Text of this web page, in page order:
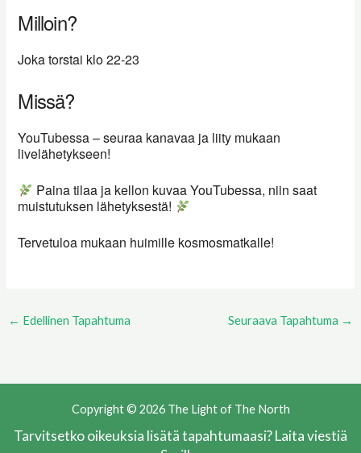
Milloin?
Joka torstai klo 22-23
Missä?
YouTubessa – seuraa kanavaa ja liity mukaan
livelähetykseen!
Paina tilaa ja kellon kuvaa YouTubessa, niin saat
muistutuksen lähetyksestä!
Tervetuloa mukaan huimille kosmosmatkalle!
← Edellinen Tapahtuma Seuraava Tapahtuma →
Copyright © 2026 The Light of The North
Tarvitsetko oikeuksia lisätä tapahtumaasi? Laita viestiä